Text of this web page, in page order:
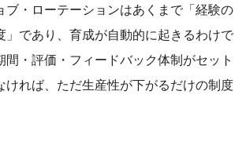
ブ・ローテーションはあくまで「経験の
」であり、育成が自動的に起きるわけで
間・評価・フィードバック体制がセット
ければ、ただ生産性が下がるだけの制度